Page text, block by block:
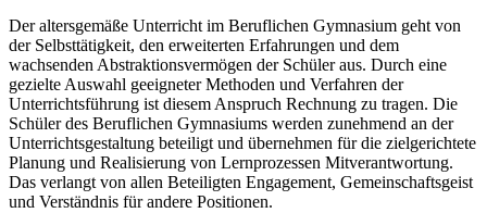
Der altersgemäße Unterricht im Beruflichen Gymnasium geht von
der Selbsttätigkeit, den erweiterten Erfahrungen und dem
wachsenden Abstraktionsvermögen der Schüler aus. Durch eine
gezielte Auswahl geeigneter Methoden und Verfahren der
Unterrichtsführung ist diesem Anspruch Rechnung zu tragen. Die
Schüler des Beruflichen Gymnasiums werden zunehmend an der
Unterrichtsgestaltung beteiligt und übernehmen für die zielgerichtete
Planung und Realisierung von Lernprozessen Mitverantwortung.
Das verlangt von allen Beteiligten Engagement, Gemeinschaftsgeist
und Verständnis für andere Positionen.